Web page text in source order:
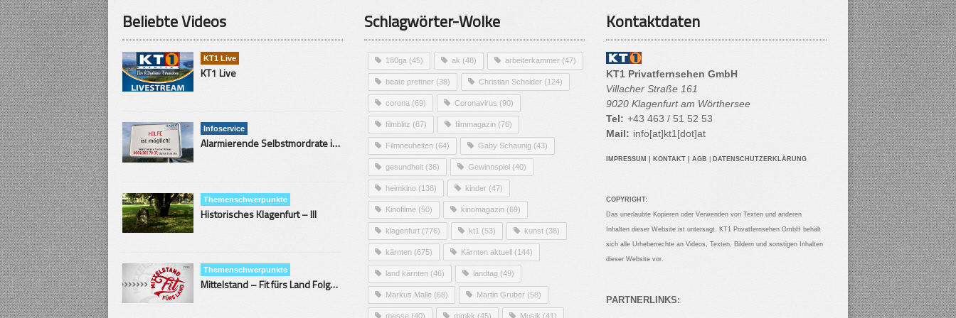
Beliebte Videos
KT1 Live
KT1 Live
Infoservice
Alarmierende Selbstmordrate in Kärnten
Themenschwerpunkte
Historisches Klagenfurt – III
Themenschwerpunkte
Mittelstand – Fit fürs Land Folge 9- Konditor
Schlagwörter-Wolke
180ga (45) ak (48) arbeiterkammer (47)
beate prettner (38) Christian Scheider (124)
corona (69) Coronavirus (90)
filmblitz (87) filmmagazin (76)
Filmneuheiten (64) Gaby Schaunig (43)
gesundheit (36) Gewinnspiel (40)
heimkino (138) kinder (47)
Kinofilme (50) kinomagazin (69)
klagenfurt (776) kt1 (53) kunst (38)
kärnten (675) Kärnten aktuell (144)
land kärnten (46) landtag (49)
Markus Malle (68) Martin Gruber (58)
messe (40) mmkk (45) Musik (41)
Kontaktdaten
KT1 Privatfernsehen GmbH
Villacher Straße 161
9020 Klagenfurt am Wörthersee
Tel: +43 463 / 51 52 53
Mail: info[at]kt1[dot]at
IMPRESSUM KONTAKT AGB DATENSCHUTZERKLÄRUNG
COPYRIGHT:
Das unerlaubte Kopieren oder Verwenden von Texten und anderen
Inhalten dieser Website ist untersagt. KT1 Privatfernsehen GmbH behält
sich alle Urheberrechte an Videos, Texten, Bildern und sonstigen Inhalten
dieser Website vor.
PARTNERLINKS: